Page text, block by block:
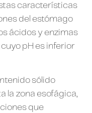
características
del estómago
ácidos y enzimas
pH es inferior
sólido
la zona esofágica,
que